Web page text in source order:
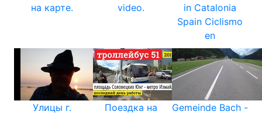
на карте.
video.
in Catalonia
Spain Ciclismo
en
Улицы г. Поездка на Gemeinde Bach -